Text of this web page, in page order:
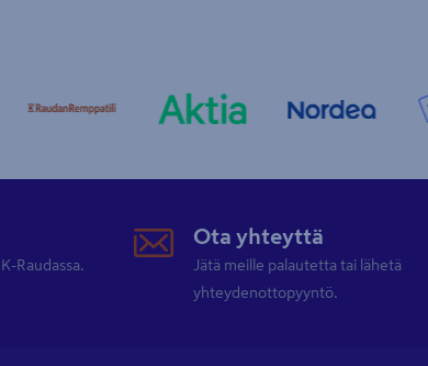
Raudassa.
Ota yhteyttä
Jätä meille palautetta tai lähetä
yhteydenottopyyntö.